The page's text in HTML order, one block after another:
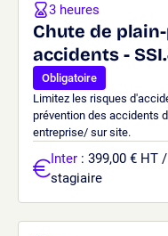
Chute de
accidents -
Obligatoire
Limitez les risques
prévention des accidents
entreprise/ sur site.
3 heures
Inter : 399,00 € HT /
stagiaire